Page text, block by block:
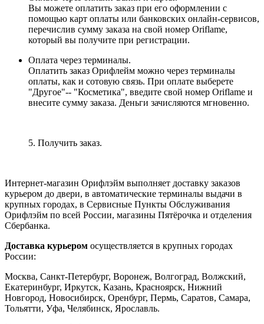
Вы можете оплатить заказ при его оформлении с
помощью карт оплаты или банковских онлайн-сервисов,
перечислив сумму заказа на свой номер Oriflame,
который вы получите при регистрации.
Оплата через терминалы.
Оплатить заказ Орифлейм можно через терминалы
оплаты, как и сотовую связь. При оплате выберете
"Другое"-- "Косметика", введите свой номер Oriflame и
внесите сумму заказа. Деньги зачисляются мгновенно.
5. Получить заказ.
Интернет-магазин Орифлэйм выполняет доставку заказов
курьером до двери, в автоматические терминалы выдачи в
крупных городах, в Сервисные Пункты Обслуживания
Орифлэйм по всей России, магазины Пятёрочка и отделения
Сбербанка.
Доставка курьером осуществляется в крупных городах
России:
Москва, Санкт-Петербург, Воронеж, Волгоград, Волжский,
Екатеринбург, Иркутск, Казань, Красноярск, Нижний
Новгород, Новосибирск, Оренбург, Пермь, Саратов, Самара,
Тольятти, Уфа, Челябинск, Ярославль.